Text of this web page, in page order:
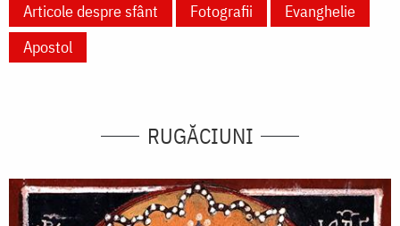
Articole despre sfânt
Fotografii
Evanghelie
Apostol
RUGĂCIUNI